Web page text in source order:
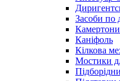
Засоби по
Каніфоль
Кілкова
Мостики